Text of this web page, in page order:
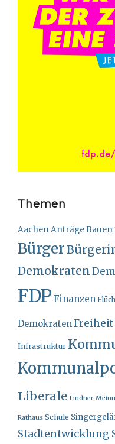
Themen
AachenAnträgeBauen
Bürger
Demokraten
FDP Finanzen
Demokraten Freiheit
Infrastruktur
Liberale Lindner
Rathaus Schule
Stadtentwicklung